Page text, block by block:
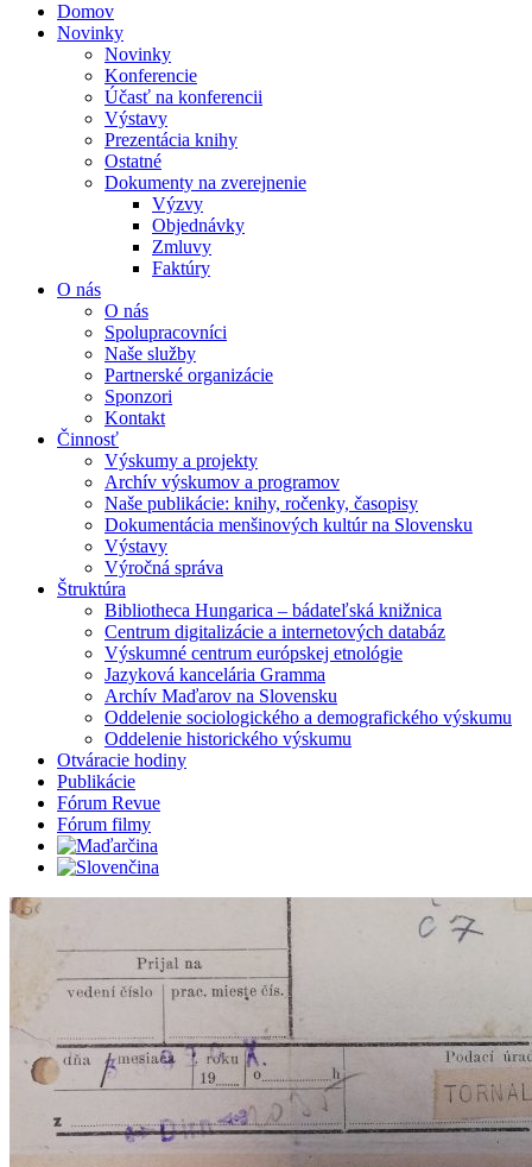
Domov
Novinky
Novinky
Konferencie
Účasť na konferencii
Výstavy
Prezentácia knihy
Ostatné
Dokumenty na zverejnenie
Výzvy
Objednávky
Zmluvy
Faktúry
O nás
O nás
Spolupracovníci
Naše služby
Partnerské organizácie
Sponzori
Kontakt
Činnosť
Výskumy a projekty
Archív výskumov a programov
Naše publikácie: knihy, ročenky, časopisy
Dokumentácia menšinových kultúr na Slovensku
Výstavy
Výročná správa
Štruktúra
Bibliotheca Hungarica – bádateľská knižnica
Centrum digitalizácie a internetových databáz
Výskumné centrum európskej etnológie
Jazyková kancelária Gramma
Archív Maďarov na Slovensku
Oddelenie sociologického a demografického výskumu
Oddelenie historického výskumu
Otváracie hodiny
Publikácie
Fórum Revue
Fórum filmy